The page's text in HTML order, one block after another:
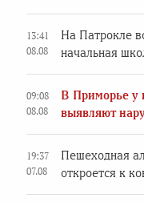
13:41
08.08
На Патрокле
начальная
09:08
08.08
В Приморье у
выявляют
19:37
07.08
Пешеходная
откроется к